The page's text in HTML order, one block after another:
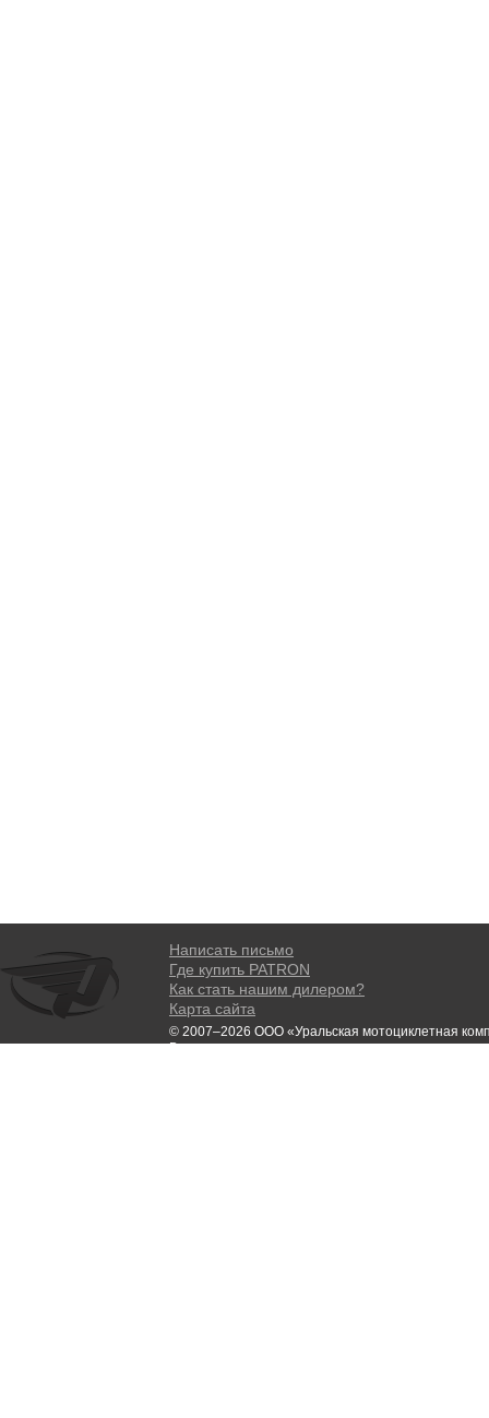
Написать письмо
Где купить PATRON
Как стать нашим дилером?
Карта сайта
© 2007–2026 ООО «Уральская мотоциклетная
Все права защищены